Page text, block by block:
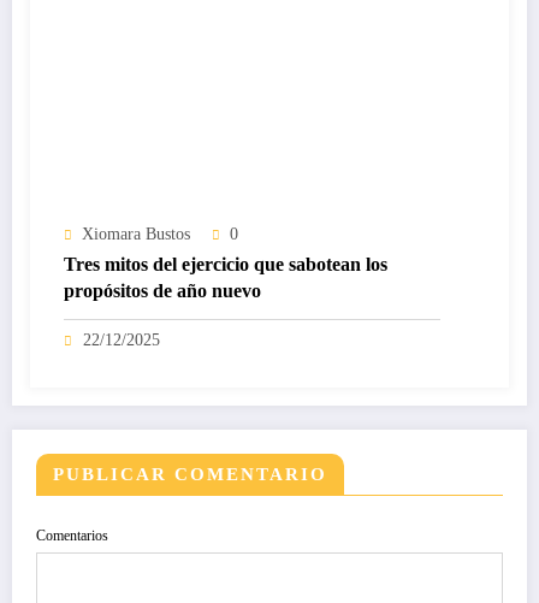
Xiomara Bustos 0
Tres mitos del ejercicio que sabotean los
propósitos de año nuevo
22/12/2025
PUBLICAR COMENTARIO
Comentarios